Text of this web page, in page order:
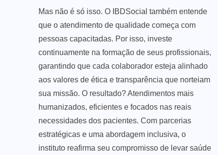
Mas não é só isso. O IBDSocial também entende
que o atendimento de qualidade começa com
pessoas capacitadas. Por isso, investe
continuamente na formação de seus profissionais,
garantindo que cada colaborador esteja alinhado
aos valores de ética e transparência que norteiam
sua missão. O resultado? Atendimentos mais
humanizados, eficientes e focados nas reais
necessidades dos pacientes. Com parcerias
estratégicas e uma abordagem inclusiva, o
instituto reafirma seu compromisso de levar saúde